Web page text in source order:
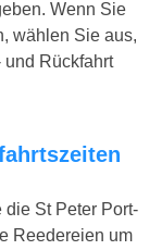
Wenn Sie
wählen Sie aus,
Rückfahrt
St Peter Port-
Reedereien um